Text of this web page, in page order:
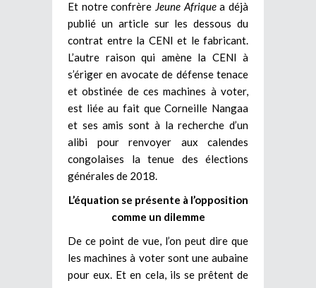
Et notre confrère Jeune Afriquea déjà
publié un article sur les dessous du
contrat entre la CENI et le fabricant.
L’autre raison qui amène la CENI à
s’ériger en avocate de défense tenace
et obstinée de ces machines à voter,
est liée au fait que Corneille Nangaa
et ses amis sont à la recherche d’un
alibi pour renvoyer aux calendes
congolaises la tenue des élections
générales de 2018.
L’équation se présente à l’opposition
comme un dilemme
De ce point de vue, l’on peut dire que
les machines à voter sont une aubaine
pour eux. Et en cela, ils se prêtent de